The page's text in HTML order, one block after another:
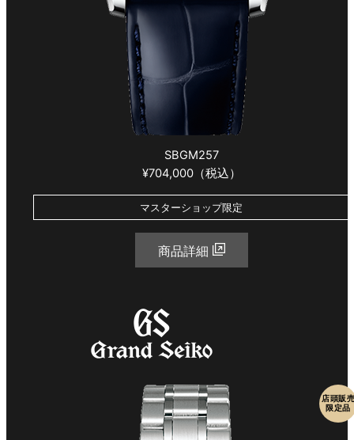
SBGM257
¥704,000（税込）
マスターショップ限定
商品詳細
店頭販売
限定品